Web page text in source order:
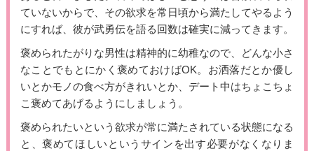
ていないからで、その欲求を常日頃から満たしてやるよう
にすれば、彼が武勇伝を語る回数は確実に減ってきます。
褒められたがりな男性は精神的に幼稚なので、どんな小さ
なことでもとにかく褒めておけばOK。お洒落だとか優し
いとかモノの食べ方がきれいとか、デート中はちょこちょ
こ褒めてあげるようにしましょう。
褒められたいという欲求が常に満たされている状態になる
と、褒めてほしいというサインを出す必要がなくなりま